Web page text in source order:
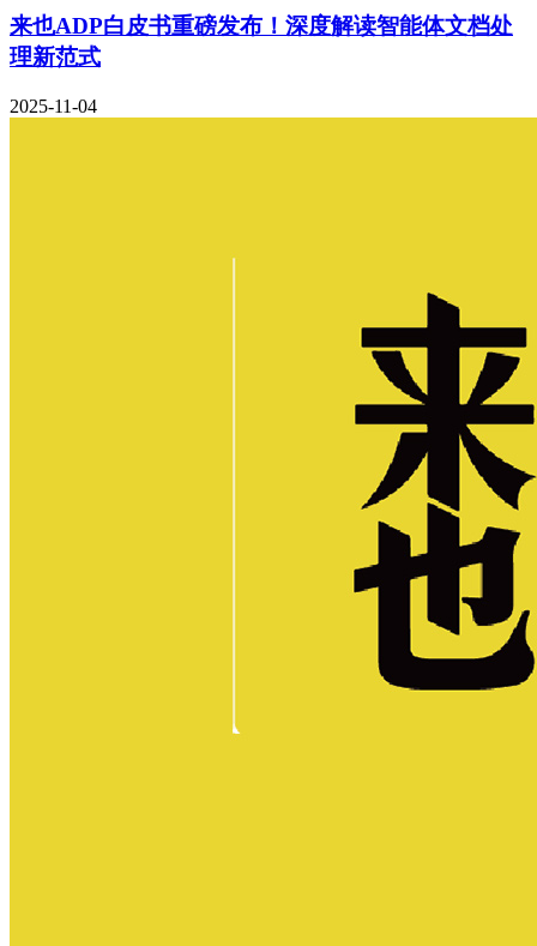
来也ADP白皮书重磅发布！深度解读智能体文档处
理新范式
2025-11-04